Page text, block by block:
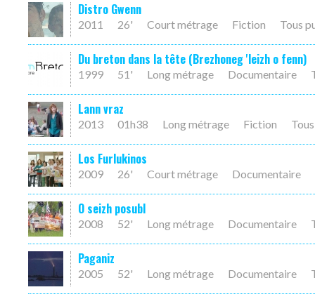
Distro Gwenn
2011 26' Court métrage Fiction Tous
Du breton dans la tête (Brezhoneg 'leizh o fenn)
1999 51' Long métrage Documentaire
Lann vraz
2013 01h38 Long métrage Fiction
Los Furlukinos
2009 26' Court métrage Documentaire
O seizh posubl
2008 52' Long métrage Documentaire
Paganiz
2005 52' Long métrage Documentaire